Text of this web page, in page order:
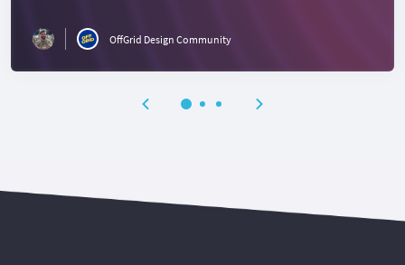
OffGrid Design Community
.